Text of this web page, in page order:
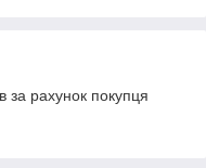
за рахунок покупця